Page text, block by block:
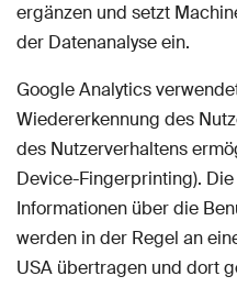
ergänzen und setzt
der Datenanalyse ein.
Google Analytics
Wiedererkennung des
des Nutzerverhaltens
Device-Fingerprinting).
Informationen über die
werden in der Regel an
USA übertragen und dort